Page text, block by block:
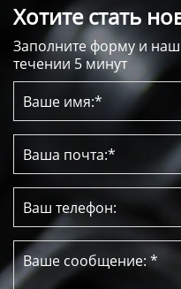
Хотите стать
Заполните форму и наш
течении 5 минут